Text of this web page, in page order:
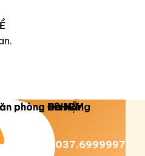
© Luật Dương Gia